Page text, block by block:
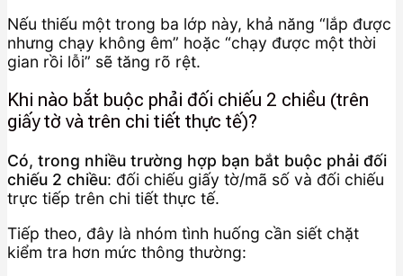
Nếu thiếu một trong ba lớp này, khả năng “lắp được
nhưng chạy không êm” hoặc “chạy được một thời
gian rồi lỗi” sẽ tăng rõ rệt.
Khi nào bắt buộc phải đối chiếu 2 chiều (trên
giấy tờ và trên chi tiết thực tế)?
Có, trong nhiều trường hợp bạn bắt buộc phải đối
chiếu 2 chiều: đối chiếu giấy tờ/mã số và đối chiếu
trực tiếp trên chi tiết thực tế.
Tiếp theo, đây là nhóm tình huống cần siết chặt
kiểm tra hơn mức thông thường: